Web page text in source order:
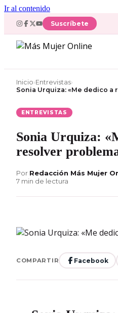
Ir al contenido
Suscríbete
Inicio›Entrevistas›
Sonia Urquiza: «Me dedico a
ENTREVISTAS
Sonia Urquiza:
resolver
Por Redacción Más Mujer
7 min de lectura
COMPARTIR Facebook